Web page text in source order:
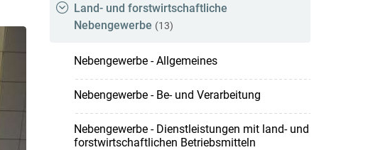
Land- und forstwirtschaftliche
Nebengewerbe (13)
Nebengewerbe - Allgemeines
Nebengewerbe - Be- und Verarbeitung
Nebengewerbe - Dienstleistungen mit land- und
forstwirtschaftlichen Betriebsmitteln